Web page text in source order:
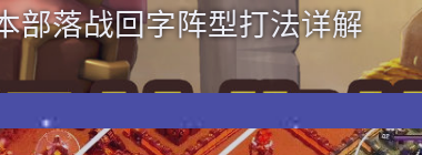
部落战回字阵型打法详解